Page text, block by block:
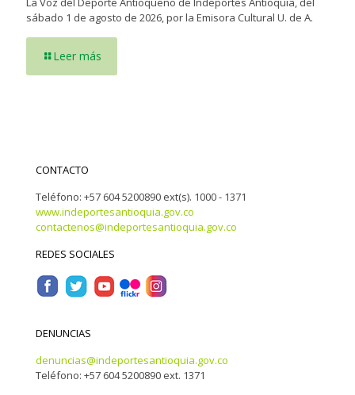
sábado 1 de agosto de 2026, por la Emisora Cultural U. de A.
Leer más
CONTACTO
Teléfono: +57 604 5200890 ext(s). 1000 - 1371
www.indeportesantioquia.gov.co
contactenos@indeportesantioquia.gov.co
REDES SOCIALES
DENUNCIAS
denuncias@indeportesantioquia.gov.co
Teléfono: +57 604 5200890 ext. 1371